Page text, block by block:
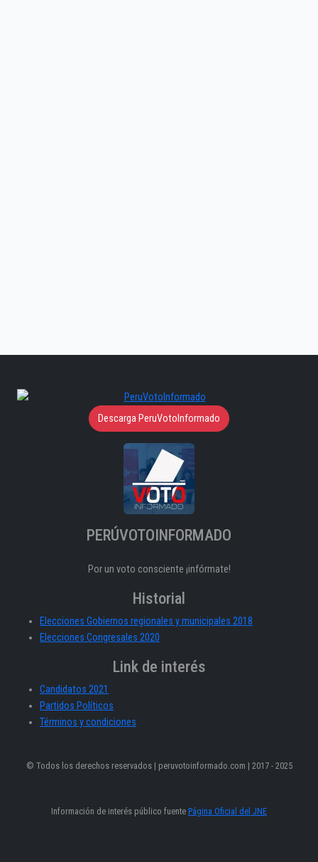
Descarga PeruVotoInformado
PERÚVOTOINFORMADO
Por un voto consciente ¡infórmate!
Historial
Elecciones Gobiernos regionales y municipales 2018
Elecciones Congresales 2020
Link de interés
Candidatos 2021
Partidos Políticos
Términos y condiciones
© Todos los derechos reservados | peruvotoinformado.com | 2017 - 2025
Información de interés público fuente Página Oficial del JNE